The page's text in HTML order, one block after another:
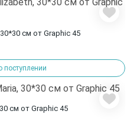
см от Graphic 45
поступлении
см от Graphic 45